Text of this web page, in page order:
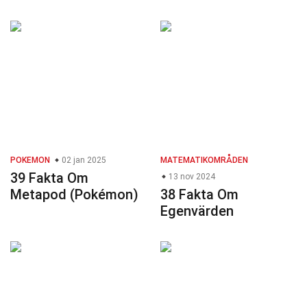
POKEMON 02 jan 2025
39 Fakta Om
Metapod (Pokémon)
MATEMATIKOMRÅDEN
13 nov 2024
38 Fakta Om
Egenvärden